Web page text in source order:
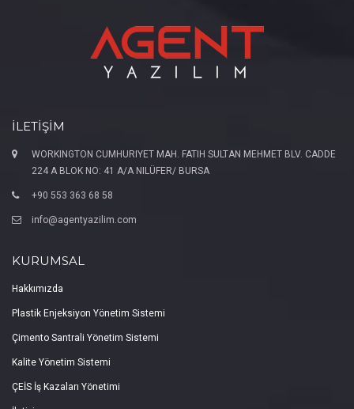
İLETİŞİM
WORKINGTON CUMHURIYET MAH. FATIH SULTAN MEHMET BLV. CADDE
224 A BLOK NO: 41 A/A NILÜFER/ BURSA
+90 553 363 68 58
info@agentyazilim.com
KURUMSAL
Hakkımızda
Plastik Enjeksiyon Yönetim Sistemi
Çimento Santrali Yönetim Sistemi
Kalite Yönetim Sistemi
ÇEİS İş Kazaları Yönetimi